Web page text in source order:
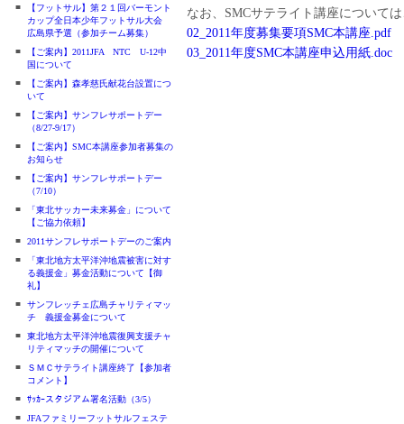
■
【フットサル】第２１回バーモント
カップ全日本少年フットサル大会
広島県予選（参加チーム募集）
■
【ご案内】2011JFA NTC U-12中
国について
■
【ご案内】森孝慈氏献花台設置につ
いて
■
【ご案内】サンフレサポートデー
（8/27-9/17）
■
【ご案内】SMC本講座参加者募集の
お知らせ
■
【ご案内】サンフレサポートデー
（7/10）
■
「東北サッカー未来募金」について
【ご協力依頼】
■
2011サンフレサポートデーのご案内
■
「東北地方太平洋沖地震被害に対す
る義援金」募金活動について【御
礼】
■
サンフレッチェ広島チャリティマッ
チ 義援金募金について
■
東北地方太平洋沖地震復興支援チャ
リティマッチの開催について
■
ＳＭＣサテライト講座終了【参加者
コメント】
■
ｻｯｶｰスタジアム署名活動（3/5）
■
JFAファミリーフットサルフェステ
なお、SMCサテライト講座について
02_2011年度募集要項SMC本講座.pdf
03_2011年度SMC本講座申込用紙.doc